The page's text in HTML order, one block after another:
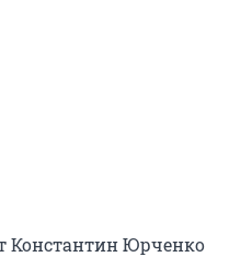
Константин Юрченко